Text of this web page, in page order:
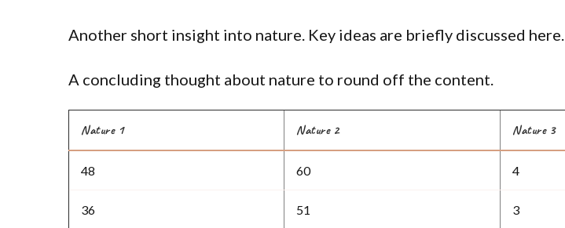
Another short insight into nature. Key ideas are briefly discussed here.
A concluding thought about nature to round off the content.
Nature 1 Nature 2 Nature 3
48 60 4
36 51 3